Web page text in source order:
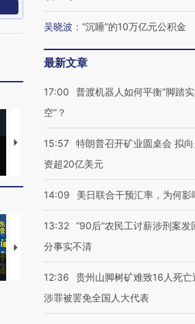
马航飞行员跨国走私7万
视线｜被称为“蟑螂
【推广】走进第四届链博
会，让数智科技“链”接产
【特别呈现】寻找
有意思的生活方式·
吴晓波 ： “沉睡”的10万亿元公积金
最新文章
17:00
普渡机器人如何平衡“脚踏实
空”？
15:57 特朗普召开矿业圆桌会 拟
资超20亿美元
14:09 美日联合干预汇率，为何影
13:32 “90后”农民工讨薪涉刑案发
分事实不清
12:36
贵州山脚树矿难致16人死亡
涉罪被罢免全国人大代表